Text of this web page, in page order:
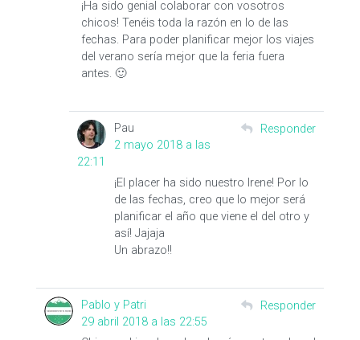
¡Ha sido genial colaborar con vosotros
chicos! Tenéis toda la razón en lo de las
fechas. Para poder planificar mejor los viajes
del verano sería mejor que la feria fuera
antes. 🙂
Pau
2 mayo 2018 a las
22:11
Responder
¡El placer ha sido nuestro Irene! Por lo
de las fechas, creo que lo mejor será
planificar el año que viene el del otro y
así! Jajaja
Un abrazo!!
Pablo y Patri
29 abril 2018 a las 22:55
Responder